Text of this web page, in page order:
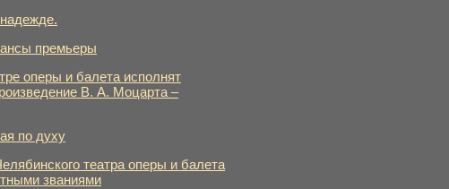
премьеры
оперы и балета исполнят
В. А. Моцарта –
по духу
театра оперы и балета
званиями